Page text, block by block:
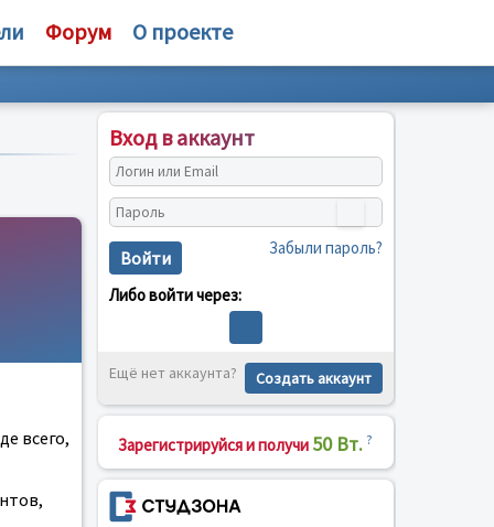
Форум О проекте
всего,
Вход в аккаунт
Войти Забыли пароль?
Либо войти через:
Ещё нет аккаунта? Создать аккаунт
Зарегистрируйся и получи 50 Вт. ?